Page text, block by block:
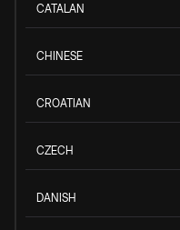
CATALAN
CHINESE
CROATIAN
CZECH
DANISH